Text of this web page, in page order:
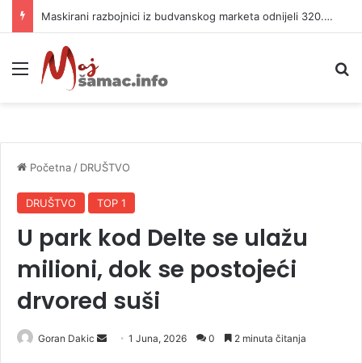
Maskirani razbojnici iz budvanskog marketa odnijeli 320.000 evra
Meni
Početna / DRUŠTVO
DRUŠTVO TOP 1
U park kod Delte se ulažu
milioni, dok se postojeći
drvored suši
Goran Dakic 1 Juna, 2026 0 2 minuta čitanja